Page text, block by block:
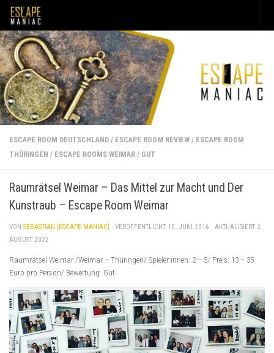
Unter dem Inhalt
ESCAPE ROOM DEUTSCHLAND / ESCAPE ROOM REVIEW / ESCAPE ROOM
THÜRINGEN / ESCAPE ROOMS WEIMAR / GUT
Raumrätsel Weimar – Das Mittel zur Macht und Der
Kunstraub – Escape Room Weimar
VON SEBASTIAN [ESCAPE MANIAC] · VERÖFFENTLICHT 10. JUNI 2016 · AKTUALISIERT 2.
AUGUST 2022
Raumrätsel Weimar /Weimar – Thüringen/ Spieler:innen: 2 – 5/ Preis: 13 – 35
Euro pro Person/ Bewertung: Gut